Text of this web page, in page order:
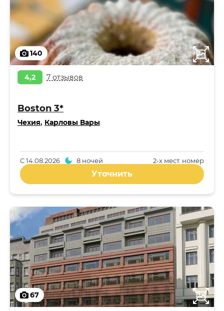
140
4,2 7 отзывов
Boston 3*
Чехия, Карловы Вары
2-x мест. номер
С14.08.2026 8 ночей
Уточнить
67